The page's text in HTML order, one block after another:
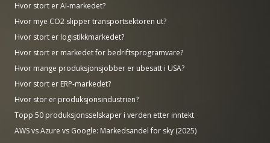
Hvor stort er AI-markedet?
Hvor mye CO2 slipper transportsektoren ut?
Hvor stort er logistikkmarkedet?
Hvor stort er markedet for bedriftsprogramvare?
Hvor mange produksjonsjobber er ubesatt i USA?
Hvor stort er ERP-markedet?
Hvor stor er produksjonsindustrien?
Topp 50 produksjonsselskaper i verden etter inntekt
AWS vs Azure vs Google: Markedsandel for sky (2025)